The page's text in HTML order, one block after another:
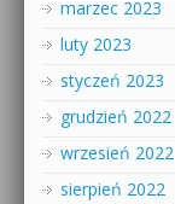
marzec 2023
luty 2023
styczeń 2023
grudzień 2022
wrzesień 2022
sierpień 2022